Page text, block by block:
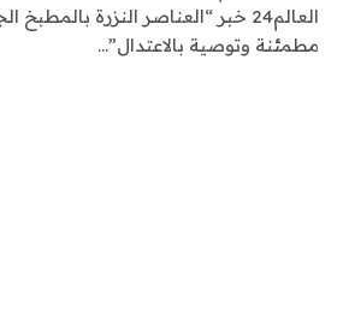
العالم24 خبر “العناصر النزرة
مطمئنة وتوصية بالاعتدال”…